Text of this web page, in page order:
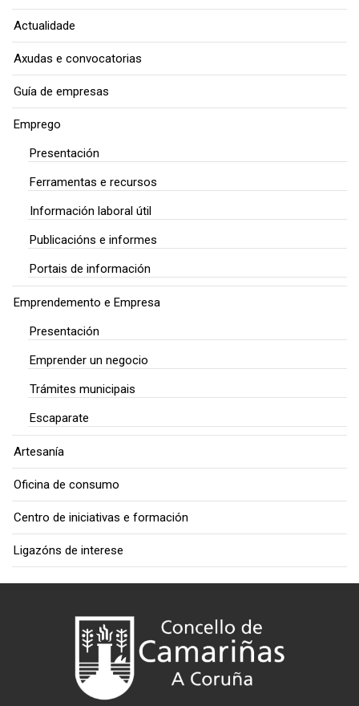
Actualidade
Axudas e convocatorias
Guía de empresas
Emprego
Presentación
Ferramentas e recursos
Información laboral útil
Publicacións e informes
Portais de información
Emprendemento e Empresa
Presentación
Emprender un negocio
Trámites municipais
Escaparate
Artesanía
Oficina de consumo
Centro de iniciativas e formación
Ligazóns de interese